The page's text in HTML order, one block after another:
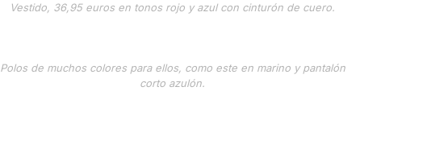
Vestido, 36,95 euros en tonos rojo y azul con cinturón de cuero.
Polos de muchos colores para ellos, como este en marino y pantalón
corto azulón.